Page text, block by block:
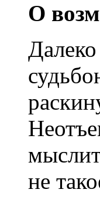
O
не